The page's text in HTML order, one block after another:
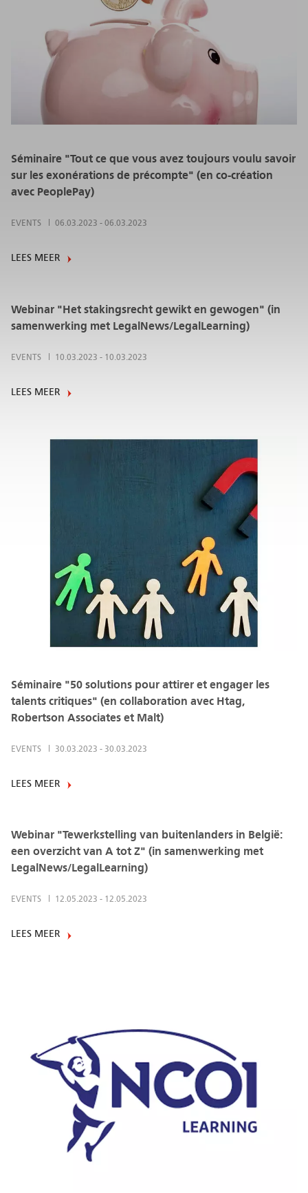
Séminaire "Tout ce que vous avez toujours voulu savoir
sur les exonérations de précompte" (en co-création
avec PeoplePay)
EVENTS 06.03.2023 - 06.03.2023
LEES MEER
Webinar "Het stakingsrecht gewikt en gewogen" (in
samenwerking met LegalNews/LegalLearning)
EVENTS 10.03.2023 - 10.03.2023
LEES MEER
Séminaire "50 solutions pour attirer et engager les
talents critiques" (en collaboration avec Htag,
Robertson Associates et Malt)
EVENTS 30.03.2023 - 30.03.2023
LEES MEER
Webinar "Tewerkstelling van buitenlanders in België:
een overzicht van A tot Z" (in samenwerking met
LegalNews/LegalLearning)
EVENTS 12.05.2023 - 12.05.2023
LEES MEER